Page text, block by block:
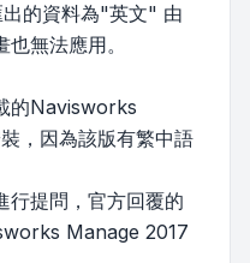
的資料為"英文" 由
無法應用。
的Navisworks
，因為該版有繁中語
行提問，官方回覆的
Manage 2017